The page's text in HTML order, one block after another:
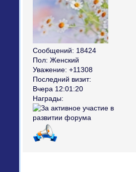
Сообщений: 18424
Пол: Женский
Уважение: +11308
Последний визит:
Вчера 12:01:20
Награды: